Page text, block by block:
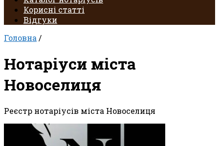
Корисні статті
Відгуки
Головна /
Нотаріуси міста
Новоселиця
Реєстр нотаріусів міста Новоселиця